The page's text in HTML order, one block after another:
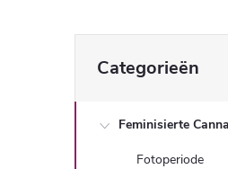
i
overslaan
Categorieën
Feminisierte
Fotoperiode